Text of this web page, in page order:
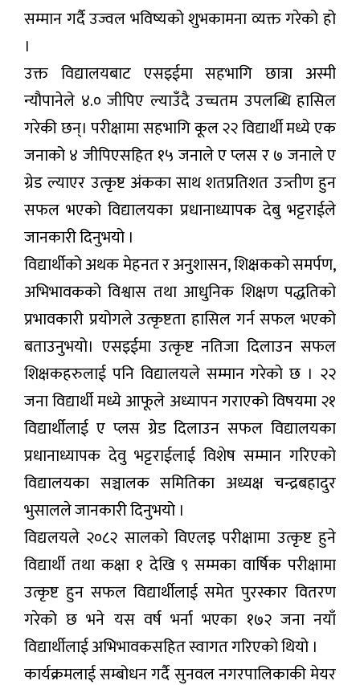
सम्मान गर्दै उज्वल भविष्यको शुभकामना व्यक्त गरेको हो
।
उक्त विद्यालयबाट एसइईमा सहभागि छात्रा अस्मी
न्यौपानेले ४.० जीपिए ल्याउँदै उच्चतम उपलब्धि हासिल
गरेकी छन्। परीक्षामा सहभागि कूल २२ विद्यार्थी मध्ये एक
जनाको ४ जीपिएसहित १५ जनाले ए प्लस र ७ जनाले ए
ग्रेड ल्याएर उत्कृष्ट अंकका साथ शतप्रतिशत उत्र्तीण हुन
सफल भएको विद्यालयका प्रधानाध्यापक देबु भट्टराईले
जानकारी दिनुभयो ।
विद्यार्थीको अथक मेहनत र अनुशासन, शिक्षकको समर्पण,
अभिभावकको विश्वास तथा आधुनिक शिक्षण पद्धतिको
प्रभावकारी प्रयोगले उत्कृष्टता हासिल गर्न सफल भएको
बताउनुभयो। एसइईमा उत्कृष्ट नतिजा दिलाउन सफल
शिक्षकहरुलाई पनि विद्यालयले सम्मान गरेको छ । २२
जना विद्यार्थी मध्ये आफूले अध्यापन गराएको विषयमा २१
विद्यार्थीलाई ए प्लस ग्रेड दिलाउन सफल विद्यालयका
प्रधानाध्यापक देवु भट्टराईलाई विशेष सम्मान गरिएको
विद्यालयका सञ्चालक समितिका अध्यक्ष चन्द्रबहादुर
भुसालले जानकारी दिनुभयो ।
विद्यलयले २०८२ सालको विएलइ परीक्षामा उत्कृष्ट हुने
विद्यार्थी तथा कक्षा १ देखि ९ सम्मका वार्षिक परीक्षामा
उत्कृष्ट हुन सफल विद्यार्थीलाई समेत पुरस्कार वितरण
गरेको छ भने यस वर्ष भर्ना भएका १७२ जना नयाँ
विद्यार्थीलाई अभिभावकसहित स्वागत गरिएको थियो ।
कार्यक्रमलाई सम्बोधन गर्दै सुनवल नगरपालिकाकी मेयर